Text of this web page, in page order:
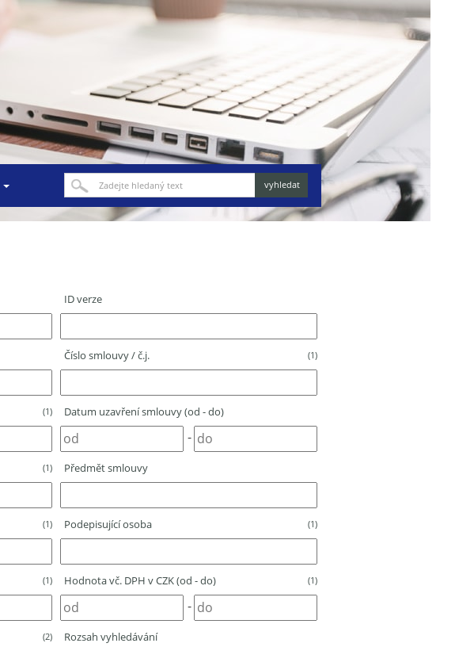
(1)
(1)
(1)
(1)
(2)
ID verze
Číslo smlouvy / č.j. (1)
Datum uzavření smlouvy (od - do)
-
Předmět smlouvy
Podepisující osoba (1)
Hodnota vč. DPH v CZK (od - do) (1)
-
Rozsah vyhledávání